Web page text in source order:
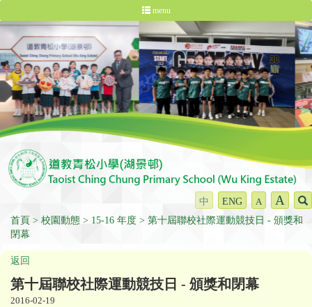
menu
中 ENG A A
首頁 校園動態 15-16 年度
第十屆聯校社際運動競技日 - 頒獎和
閉幕
返回
第十屆聯校社際運動競技日 - 頒獎和閉幕
2016-02-19